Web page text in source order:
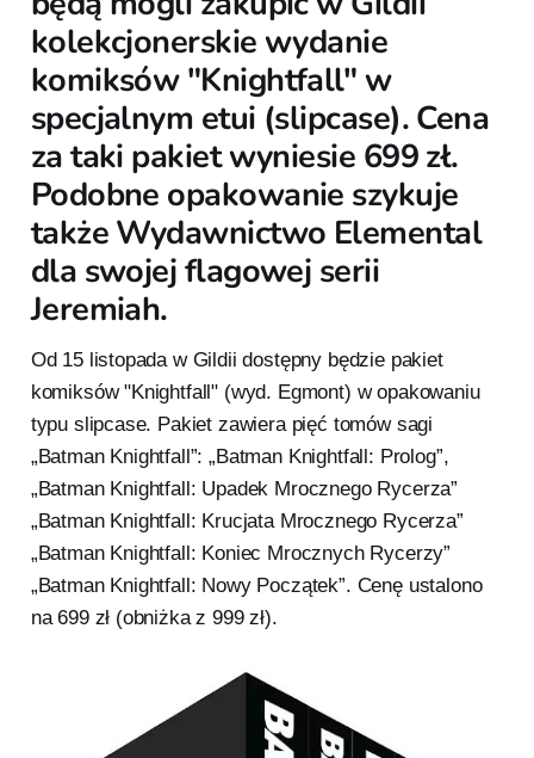
kolekcjonerskie wydanie
komiksów "Knightfall" w
specjalnym etui (slipcase). Cena
za taki pakiet wyniesie 699 zł.
Podobne opakowanie szykuje
także Wydawnictwo Elemental
dla swojej flagowej serii
Jeremiah.
Od 15 listopada w Gildii dostępny będzie pakiet
komiksów "Knightfall" (wyd. Egmont) w opakowaniu
typu slipcase. Pakiet zawiera pięć tomów sagi
„Batman Knightfall”: „Batman Knightfall: Prolog”,
„Batman Knightfall: Upadek Mrocznego Rycerza”
„Batman Knightfall: Krucjata Mrocznego Rycerza”
„Batman Knightfall: Koniec Mrocznych Rycerzy”
„Batman Knightfall: Nowy Początek”. Cenę ustalono
na 699 zł (obniżka z 999 zł).